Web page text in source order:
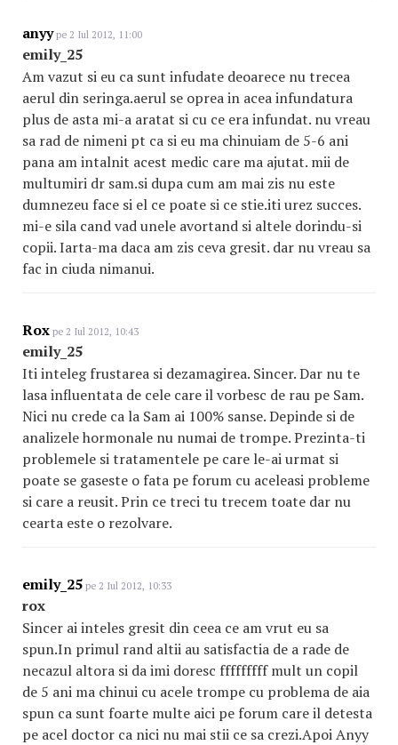
anyype 2 Iul 2012, 11:00
emily_25
Am vazut si eu ca sunt infudate deoarece nu trecea
aerul din seringa.aerul se oprea in acea infundatura
plus de asta mi-a aratat si cu ce era infundat. nu vreau
sa rad de nimeni pt ca si eu ma chinuiam de 5-6 ani
pana am intalnit acest medic care ma ajutat. mii de
multumiri dr sam.si dupa cum am mai zis nu este
dumnezeu face si el ce poate si ce stie.iti urez succes.
mi-e sila cand vad unele avortand si altele dorindu-si
copii. Iarta-ma daca am zis ceva gresit. dar nu vreau sa
fac in ciuda nimanui.
Rox pe 2 Iul 2012, 10:43
emily_25
Iti inteleg frustarea si dezamagirea. Sincer. Dar nu te
lasa influentata de cele care il vorbesc de rau pe Sam.
Nici nu crede ca la Sam ai 100% sanse. Depinde si de
analizele hormonale nu numai de trompe. Prezinta-ti
problemele si tratamentele pe care le-ai urmat si
poate se gaseste o fata pe forum cu aceleasi probleme
si care a reusit. Prin ce treci tu trecem toate dar nu
cearta este o rezolvare.
emily_25 pe 2 Iul 2012, 10:33
rox
Sincer ai inteles gresit din ceea ce am vrut eu sa
spun.In primul rand altii au satisfactia de a rade de
necazul altora si da imi doresc fffffffff mult un copil
de 5 ani ma chinui cu acele trompe cu problema de aia
spun ca sunt foarte multe aici pe forum care il detesta
pe acel doctor ca nici nu mai stii ce sa crezi.Apoi Anyy